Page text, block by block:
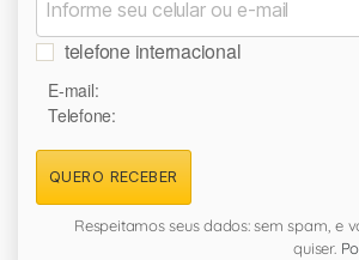
telefone internacional
E-mail:
Telefone:
QUERO RECEBER
Respeitamos seus dados: sem spam, e
quiser.